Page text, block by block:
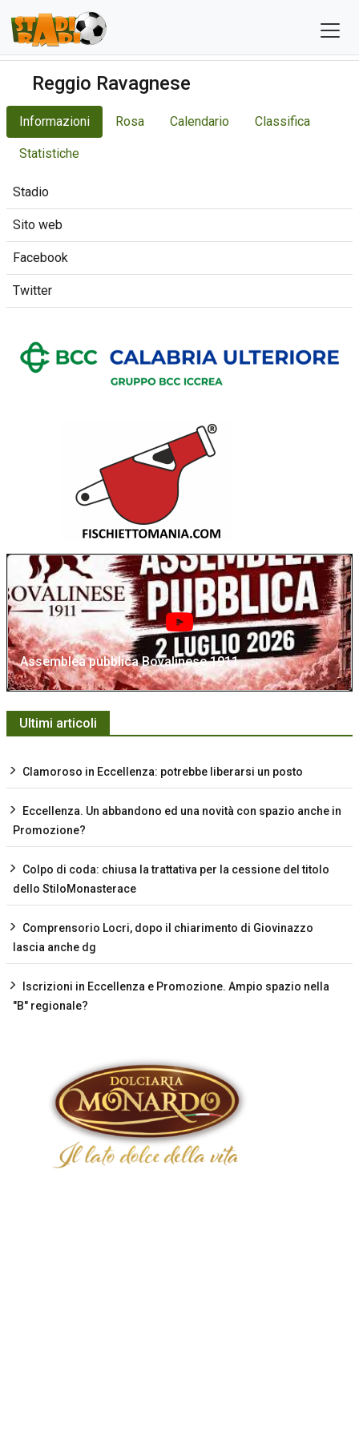
Reggio Ravagnese
Informazioni Rosa Calendario Classifica
Statistiche
Stadio
Sito web
Facebook
Twitter
Assemblea pubblica Bovalinese 1911
Ultimi articoli
Clamoroso in Eccellenza: potrebbe liberarsi un posto
Eccellenza. Un abbandono ed una novità con spazio anche in
Promozione?
Colpo di coda: chiusa la trattativa per la cessione del titolo
dello StiloMonasterace
Comprensorio Locri, dopo il chiarimento di Giovinazzo
lascia anche dg
Iscrizioni in Eccellenza e Promozione. Ampio spazio nella
"B" regionale?